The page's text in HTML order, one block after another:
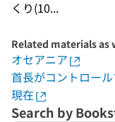
くり(10...
Related materials as
オセアニア
首長がコントロー
現在
Search by